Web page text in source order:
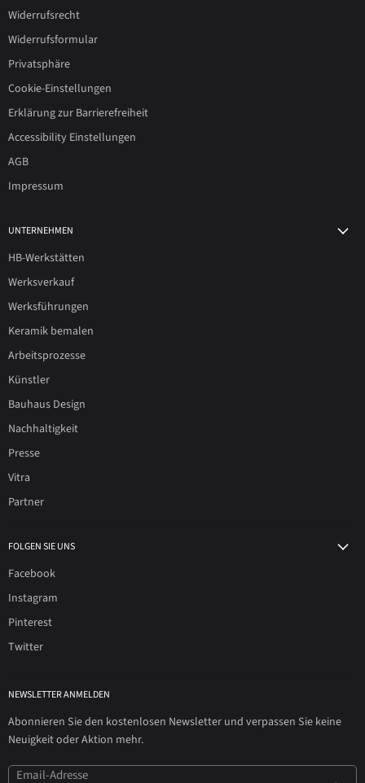
Widerrufsrecht
Widerrufsformular
Privatsphäre
Cookie-Einstellungen
Erklärung zur Barrierefreiheit
Accessibility Einstellungen
AGB
Impressum
UNTERNEHMEN
HB-Werkstätten
Werksverkauf
Werksführungen
Keramik bemalen
Arbeitsprozesse
Künstler
Bauhaus Design
Nachhaltigkeit
Presse
Vitra
Partner
FOLGEN SIE UNS
Facebook
Instagram
Pinterest
Twitter
NEWSLETTER ANMELDEN
Abonnieren Sie den kostenlosen Newsletter und verpassen Sie keine
Neuigkeit oder Aktion mehr.
Email-Adresse